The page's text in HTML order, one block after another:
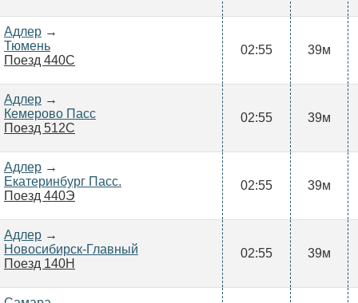
Адлер →
Тюмень
Поезд 440С
02:55 39м
Адлер →
Кемерово Пасс
Поезд 512С
02:55 39м
Адлер →
Екатеринбург Пасс.
Поезд 440Э
02:55 39м
Адлер →
Новосибирск-Главный
Поезд 140Н
02:55 39м